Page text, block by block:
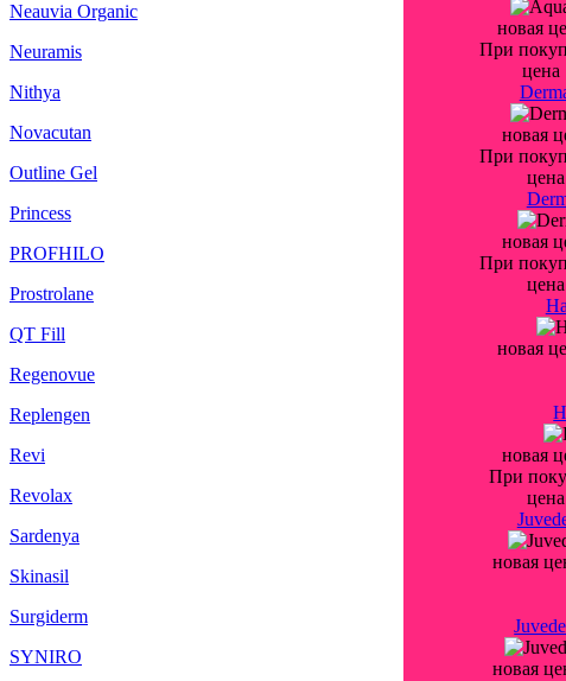
Neauvia Organic
Neuramis
Nithya
Novacutan
Outline Gel
Princess
PROFHILO
Prostrolane
QT Fill
Regenovue
Replengen
Revi
Revolax
Sardenya
Skinasil
Surgiderm
SYNIRO
новая
При
цена
новая
При
цена
новая
При
цена
новая
новая
При
цена
новая
новая